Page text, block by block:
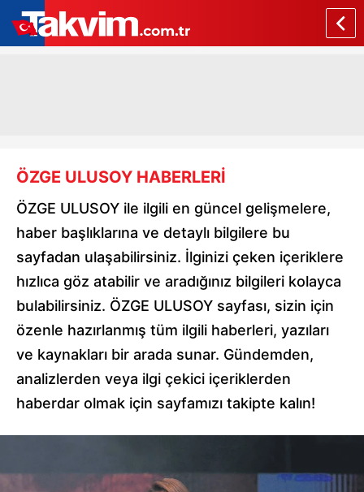
ÖZGE ULUSOY HABERLERİ
ÖZGE ULUSOY ile ilgili en güncel gelişmelere,
haber başlıklarına ve detaylı bilgilere bu
sayfadan ulaşabilirsiniz. İlginizi çeken içeriklere
hızlıca göz atabilir ve aradığınız bilgileri kolayca
bulabilirsiniz. ÖZGE ULUSOY sayfası, sizin için
özenle hazırlanmış tüm ilgili haberleri, yazıları
ve kaynakları bir arada sunar. Gündemden,
analizlerden veya ilgi çekici içeriklerden
haberdar olmak için sayfamızı takipte kalın!